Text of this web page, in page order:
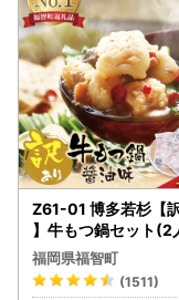
Z61-01 博多若杉【
】牛もつ鍋セット(2
) 10人前 もつ鍋
福岡県福智町
(1511)